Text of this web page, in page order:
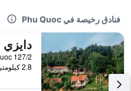
فنادق رخيصة في Phu Quoc
2.8 كيلومتر عن وسط المدينة